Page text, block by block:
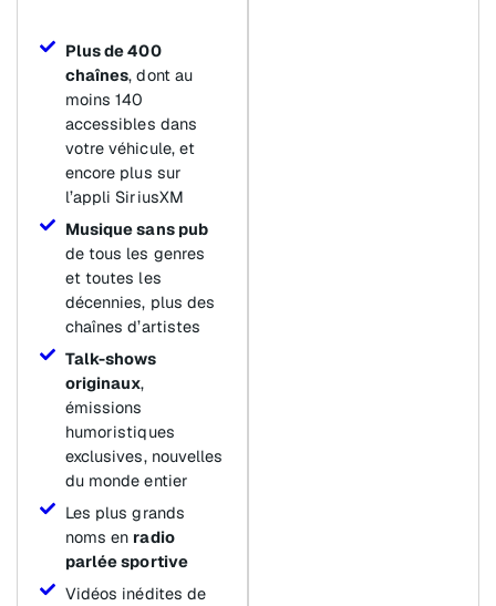
Plus de 400
chaînes, dont au
moins 140
accessibles dans
votre véhicule, et
encore plus sur
l’appli SiriusXM
Musique sans pub
de tous les genres
et toutes les
décennies, plus des
chaînes d’artistes
Talk-shows
originaux,
émissions
humoristiques
exclusives, nouvelles
du monde entier
Les plus grands
noms en radio
parlée sportive
Vidéos inédites de